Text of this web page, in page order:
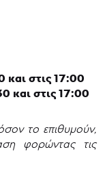
στις 17:00
και στις 17:00
το επιθυμούν,
φορώντας τις